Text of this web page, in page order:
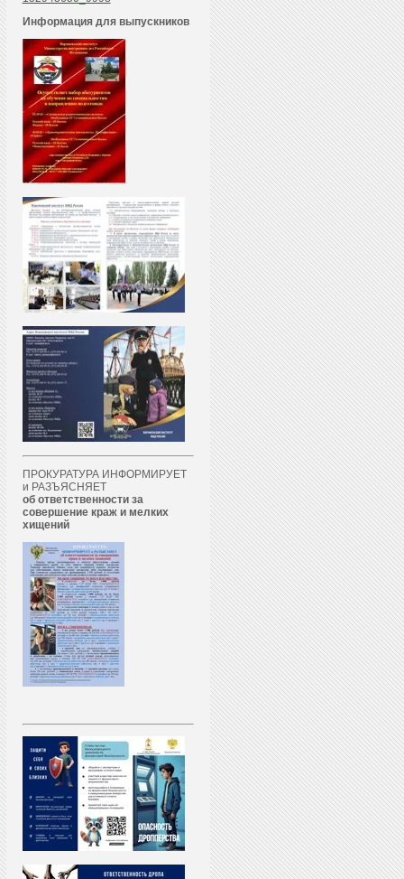
Информация для выпускников
ПРОКУРАТУРА ИНФОРМИРУЕТ
и РАЗЪЯСНЯЕТ
об ответственности за
совершение краж и мелких
хищений